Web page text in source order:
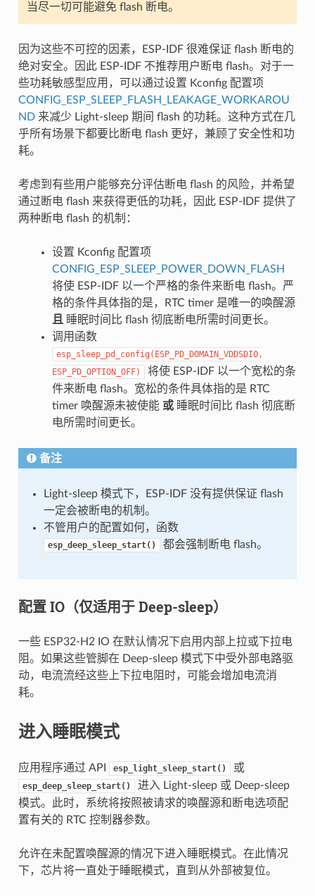
当尽一切可能避免 flash 断电。
因为这些不可控的因素，ESP-IDF 很难保证 flash 断电的
绝对安全。因此 ESP-IDF 不推荐用户断电 flash。对于一
些功耗敏感型应用，可以通过设置 Kconfig 配置项
CONFIG_ESP_SLEEP_FLASH_LEAKAGE_WORKAROU
ND来减少 Light-sleep 期间 flash 的功耗。这种方式在几
乎所有场景下都要比断电 flash 更好，兼顾了安全性和功
耗。
考虑到有些用户能够充分评估断电 flash 的风险，并希望
通过断电 flash 来获得更低的功耗，因此 ESP-IDF 提供了
两种断电 flash 的机制：
设置 Kconfig 配置项
CONFIG_ESP_SLEEP_POWER_DOWN_FLASH
将使 ESP-IDF 以一个严格的条件来断电 flash。严
格的条件具体指的是，RTC timer 是唯一的唤醒源
且
睡眠时间比 flash 彻底断电所需时间更长。
调用函数
esp_sleep_pd_config(ESP_PD_DOMAIN_VDDSDIO,
ESP_PD_OPTION_OFF)
将使 ESP-IDF 以一个宽松的条
件来断电 flash。宽松的条件具体指的是 RTC
timer 唤醒源未被使能 或睡眠时间比 flash 彻底断
电所需时间更长。
备注
Light-sleep 模式下，ESP-IDF 没有提供保证 flash
一定会被断电的机制。
不管用户的配置如何，函数
esp_deep_sleep_start() 都会强制断电 flash。
配置 IO（仅适用于 Deep-sleep）
一些 ESP32-H2 IO 在默认情况下启用内部上拉或下拉电
阻。如果这些管脚在 Deep-sleep 模式下中受外部电路驱
动，电流流经这些上下拉电阻时，可能会增加电流消
耗。
进入睡眠模式
应用程序通过 API esp_light_sleep_start() 或
esp_deep_sleep_start()
进入 Light-sleep 或 Deep-sleep
模式。此时，系统将按照被请求的唤醒源和断电选项配
置有关的 RTC 控制器参数。
允许在未配置唤醒源的情况下进入睡眠模式。在此情况
下，芯片将一直处于睡眠模式，直到从外部被复位。